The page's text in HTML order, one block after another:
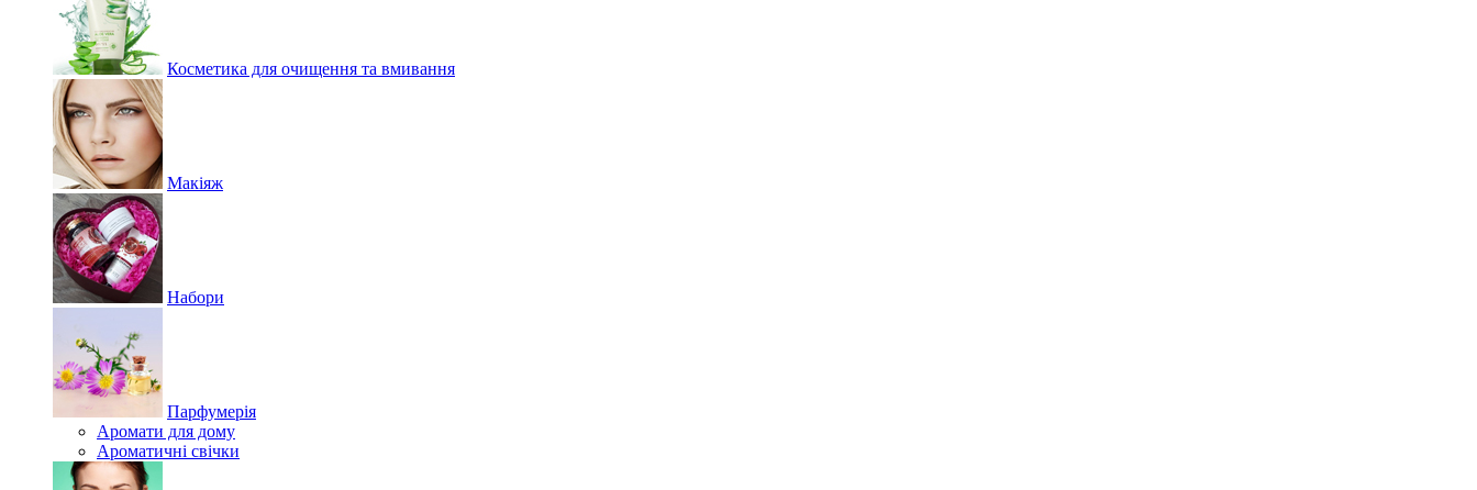
Косметика для очищення та вмивання
Макіяж
Набори
Парфумерія
Аромати для дому
Ароматичні свічки